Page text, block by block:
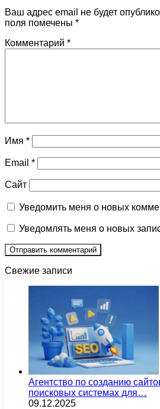
Ваш адрес email не будет
поля помечены *
Комментарий *
Имя *
Email *
Сайт
Уведомить меня о новых
Уведомлять меня о новых
Свежие записи
Агентство по созданию
поисковых системах для…
09.12.2025